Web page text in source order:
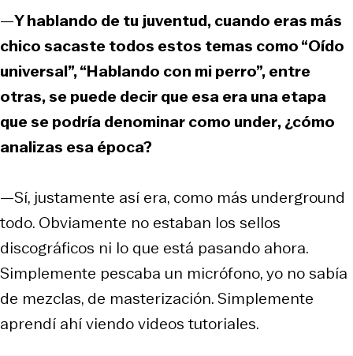
—Y hablando de tu juventud, cuando eras más
chico sacaste todos estos temas como “Oído
universal”, “Hablando con mi perro”, entre
otras, se puede decir que esa era una etapa
que se podría denominar como under, ¿cómo
analizas esa época?
—Sí, justamente así era, como más underground
todo. Obviamente no estaban los sellos
discográficos ni lo que está pasando ahora.
Simplemente pescaba un micrófono, yo no sabía
de mezclas, de masterización. Simplemente
aprendí ahí viendo videos tutoriales.